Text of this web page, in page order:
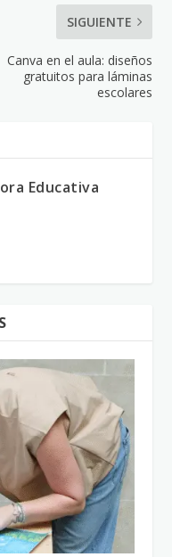
SIGUIENTE
Canva en el aula: diseños
gratuitos para láminas
escolares
Educativa